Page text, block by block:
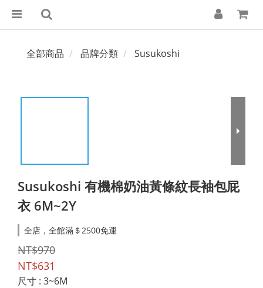
全部商品 品牌分類 Susukoshi
Susukoshi 有機棉奶油黃條紋長袖包屁
衣 6M~2Y
全店，全館滿＄2500免運
NT$970
NT$631
尺寸 : 3~6M